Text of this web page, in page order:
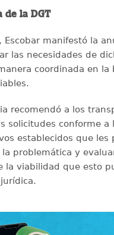
de la DGT
Escobar manifestó la
las necesidades de
coordinada en la
recomendó a los
solicitudes conforme a
establecidos que les
problemática y
la viabilidad que esto